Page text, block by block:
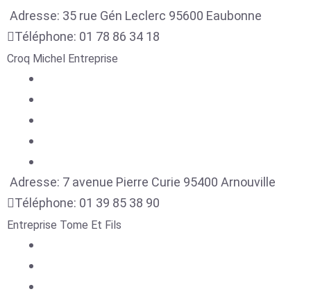
Adresse: 35 rue Gén Leclerc 95600 Eaubonne
Téléphone: 01 78 86 34 18
Croq Michel Entreprise
Adresse: 7 avenue Pierre Curie 95400 Arnouville
Téléphone: 01 39 85 38 90
Entreprise Tome Et Fils